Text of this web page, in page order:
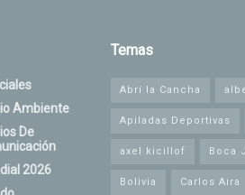
Ambiente
De
2026
Temas
Abrí la Cancha
Apiladas Deportivas
axel kicillof Boca
Bolivia Carlos Aira